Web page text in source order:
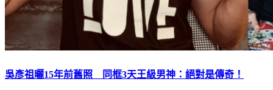
吳彥祖曬15年前舊照 同框3天王級男神：絕對是傳奇！